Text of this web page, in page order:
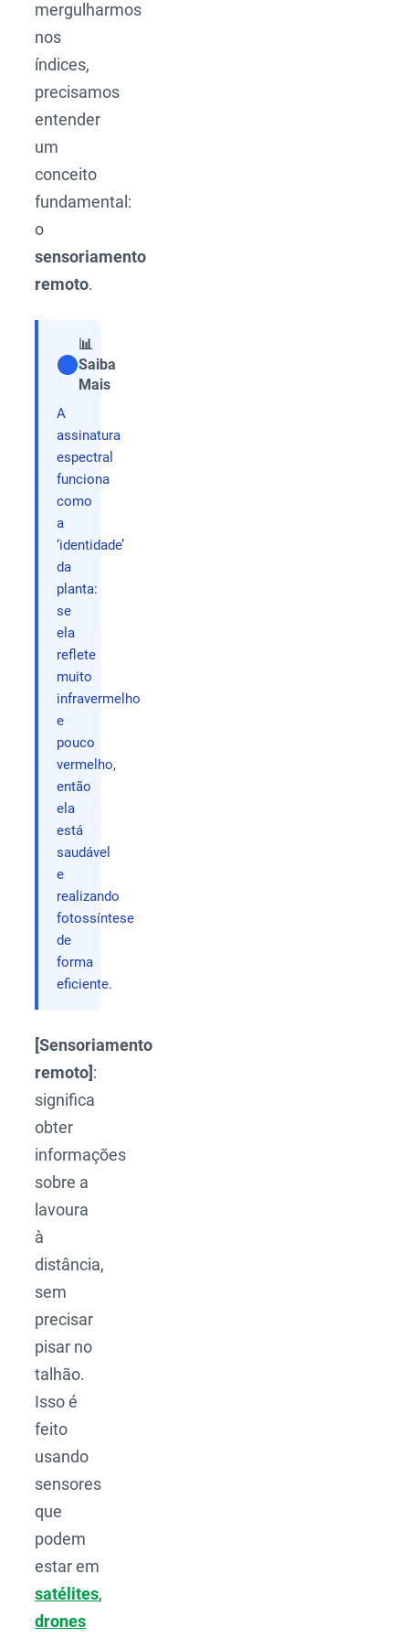
mergulharmos
nos
índices,
precisamos
entender
um
conceito
fundamental:
o
sensoriamento
remoto.
📊
Saiba
Mais
A
assinatura
espectral
funciona
como
a
‘identidade’
da
planta:
se
ela
reflete
muito
infravermelho
e
pouco
vermelho,
então
ela
está
saudável
e
realizando
fotossíntese
de
forma
eficiente.
[Sensoriamento
remoto]:
significa
obter
informações
sobre a
lavoura
à
distância,
sem
precisar
pisar no
talhão.
Isso é
feito
usando
sensores
que
podem
estar em
satélites,
drones